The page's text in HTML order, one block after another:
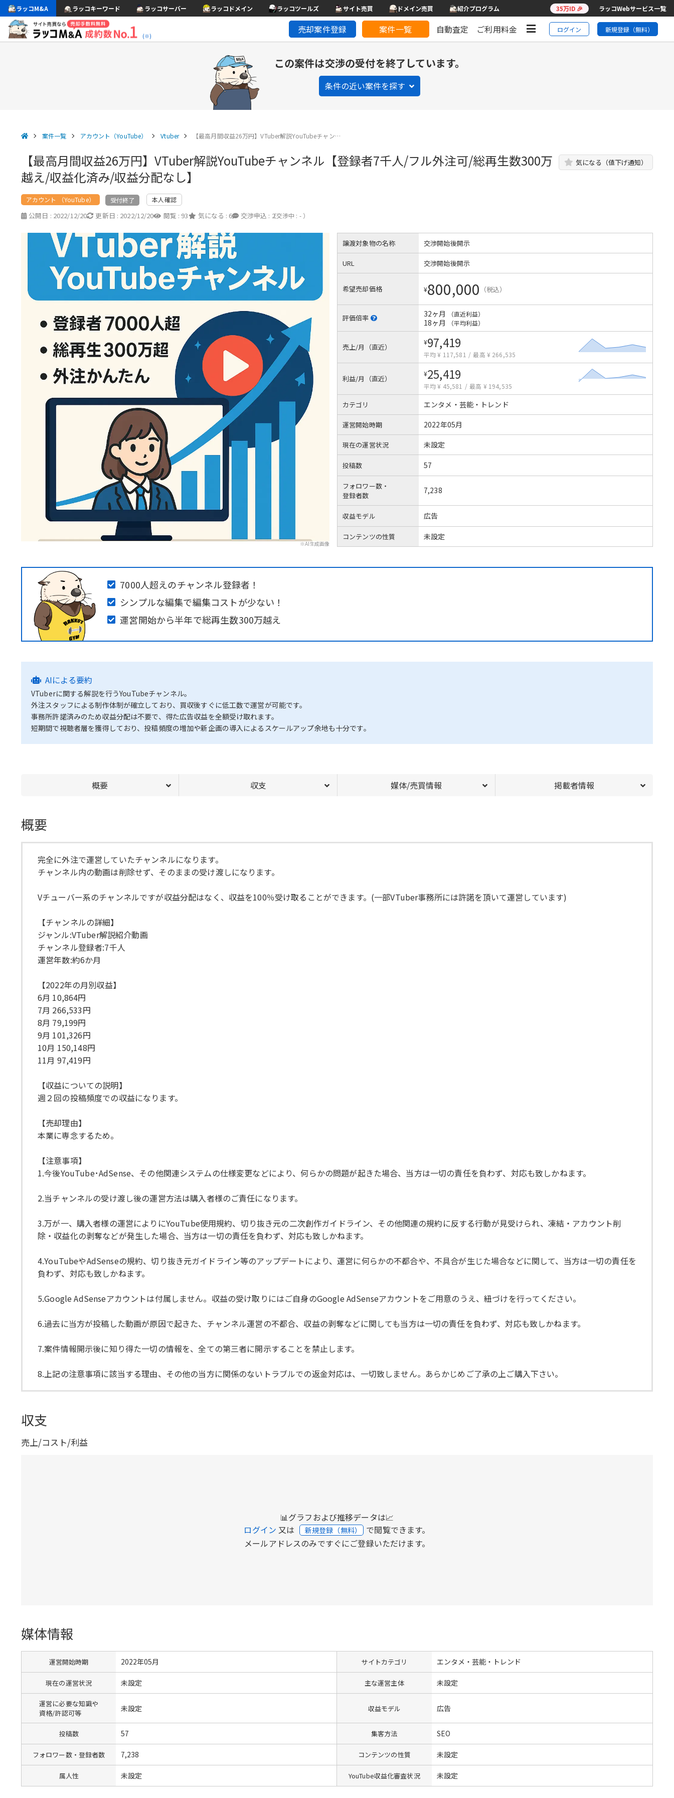
ラッコM&A ラッコキーワード ラッコサーバー ラッコドメイン ラッコツールズ サイト売買 ドメイン売買 紹介プログラム 35万ID 🎉 ラッコWebサービス一覧
(※)
売却案件登録 案件一覧 自動査定 ご利用料金 ログイン 新規登録（無料）
この案件は交渉の受付を終了しています。
条件の近い案件を探す
案件一覧 アカウント（YouTube） Vtuber 【最高月間収益26万円】VTuber解説YouTubeチャン…
【最高月間収益26万円】VTuber解説YouTubeチャンネル【登録者7千人/フル外注可/総再生数300万
越え/収益化済み/収益分配なし】
気になる（値下げ通知）
アカウント （YouTube） 受付終了 本人確認
公開日 : 2022/12/20 更新日 : 2022/12/20 閲覧 : 93 気になる : 6 交渉申込 : 2
（交渉中 : - ）
※AI生成画像
譲渡対象物の名称 交渉開始後開示
URL 交渉開始後開示
希望売却価格 ¥800,000 （税込）
評価倍率 32ヶ月 （直近利益）
18ヶ月 （平均利益）
売上/月（直近）
¥97,419
平均 ¥ 117,581 / 最高 ¥ 266,535
利益/月（直近）
¥25,419
平均 ¥ 45,581 / 最高 ¥ 194,535
カテゴリ エンタメ・芸能・トレンド
運営開始時期 2022年05月
現在の運営状況 未設定
投稿数 57
フォロワー数・
登録者数
7,238
収益モデル 広告
コンテンツの性質 未設定
7000人超えのチャンネル登録者！
シンプルな編集で編集コストが少ない！
運営開始から半年で総再生数300万越え
AIによる要約
VTuberに関する解説を行うYouTubeチャンネル。
外注スタッフによる制作体制が確立しており、買収後すぐに低工数で運営が可能です。
事務所許諾済みのため収益分配は不要で、得た広告収益を全額受け取れます。
短期間で視聴者層を獲得しており、投稿頻度の増加や新企画の導入によるスケールアップ余地も十分です。
概要 収支 媒体/売買情報 掲載者情報
概要
完全に外注で運営していたチャンネルになります。
チャンネル内の動画は削除せず、そのままの受け渡しになります。
Vチューバー系のチャンネルですが収益分配はなく、収益を100％受け取ることができます。(一部VTuber事務所には許諾を頂いて運営しています)
【チャンネルの詳細】
ジャンル:VTuber解説紹介動画
チャンネル登録者:7千人
運営年数:約6か月
【2022年の月別収益】
6月 10,864円
7月 266,533円
8月 79,199円
9月 101,326円
10月 150,148円
11月 97,419円
【収益についての説明】
週２回の投稿頻度での収益になります。
【売却理由】
本業に専念するため。
【注意事項】
1.今後YouTube･AdSense、その他関連システムの仕様変更などにより、何らかの問題が起きた場合、当方は一切の責任を負わず、対応も致しかねます。
2.当チャンネルの受け渡し後の運営方法は購入者様のご責任になります。
3.万が一、購入者様の運営によりにYouTube使用規約、切り抜き元の二次創作ガイドライン、その他関連の規約に反する行動が見受けられ、凍結・アカウント削
除・収益化の剥奪などが発生した場合、当方は一切の責任を負わず、対応も致しかねます。
4.YouTubeやAdSenseの規約、切り抜き元ガイドライン等のアップデートにより、運営に何らかの不都合や、不具合が生じた場合などに関して、当方は一切の責任を
負わず、対応も致しかねます。
5.Google AdSenseアカウントは付属しません。収益の受け取りにはご自身のGoogle AdSenseアカウントをご用意のうえ、紐づけを行ってください。
6.過去に当方が投稿した動画が原因で起きた、チャンネル運営の不都合、収益の剥奪などに関しても当方は一切の責任を負わず、対応も致しかねます。
7.案件情報開示後に知り得た一切の情報を、全ての第三者に開示することを禁止します。
8.上記の注意事項に該当する理由、その他の当方に関係のないトラブルでの返金対応は、一切致しません。あらかじめご了承の上ご購入下さい。
収支
売上/コスト/利益
📊グラフおよび推移データは📈
ログイン 又は 新規登録（無料） で閲覧できます。
メールアドレスのみですぐにご登録いただけます。
媒体情報
運営開始時期 2022年05月 サイトカテゴリ エンタメ・芸能・トレンド
現在の運営状況 未設定 主な運営主体 未設定
運営に必要な知識や
資格/許認可等
未設定 収益モデル 広告
投稿数 57 集客方法 SEO
フォロワー数・登録者数 7,238 コンテンツの性質 未設定
属人性 未設定 YouTube収益化審査状況 未設定